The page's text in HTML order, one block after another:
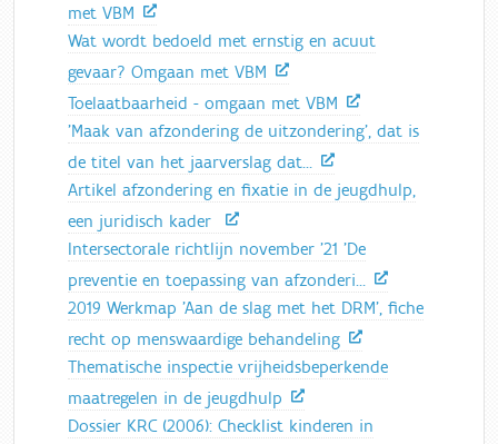
met VBM
Wat wordt bedoeld met ernstig en acuut
gevaar? Omgaan met VBM
Toelaatbaarheid - omgaan met VBM
'Maak van afzondering de uitzondering', dat is
de titel van het jaarverslag dat…
Artikel afzondering en fixatie in de jeugdhulp,
een juridisch kader
Intersectorale richtlijn november '21 'De
preventie en toepassing van afzonderi…
2019 Werkmap 'Aan de slag met het DRM', fiche
recht op menswaardige behandeling
Thematische inspectie vrijheidsbeperkende
maatregelen in de jeugdhulp
Dossier KRC (2006): Checklist kinderen in